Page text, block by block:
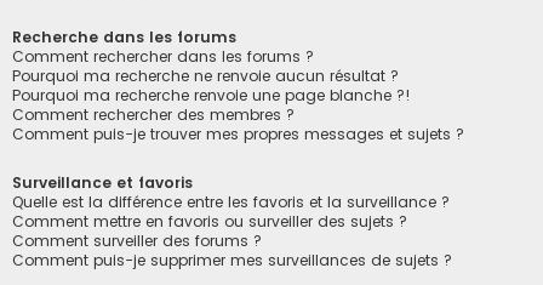
Recherche dans les forums
Comment rechercher dans les forums ?
Pourquoi ma recherche ne renvoie aucun résultat ?
Pourquoi ma recherche renvoie une page blanche ?!
Comment rechercher des membres ?
Comment puis-je trouver mes propres messages et sujets ?
Surveillance et favoris
Quelle est la différence entre les favoris et la surveillance ?
Comment mettre en favoris ou surveiller des sujets ?
Comment surveiller des forums ?
Comment puis-je supprimer mes surveillances de sujets ?